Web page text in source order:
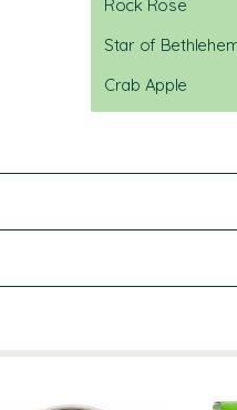
Rock Rose
Star of
Crab Apple